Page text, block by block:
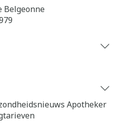
Belgeonne
Apotheker